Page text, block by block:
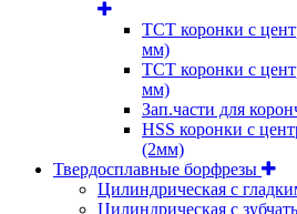
ТСТ коронки с
мм)
ТСТ коронки с
мм)
Зап.части для
HSS коронки с
(2мм)
Твердосплавные борфрезы
Цилиндрическая с
Цилиндрическая с